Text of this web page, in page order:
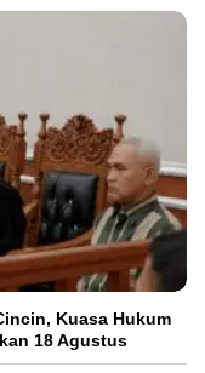
Kuasa Hukum
18 Agustus